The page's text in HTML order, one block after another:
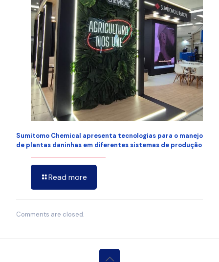
Sumitomo Chemical apresenta tecnologias para o manejo
de plantas daninhas em diferentes sistemas de produção
Read more
Comments are closed.